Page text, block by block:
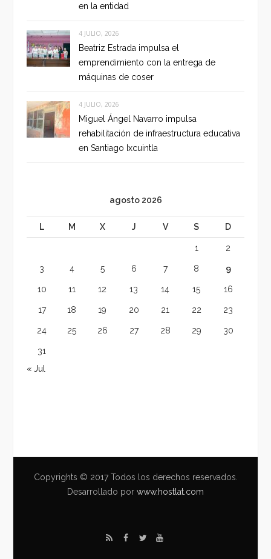
en la entidad
4 JULIO, 2026
Beatriz Estrada impulsa el
emprendimiento con la entrega de
máquinas de coser
4 JULIO, 2026
Miguel Ángel Navarro impulsa
rehabilitación de infraestructura educativa
en Santiago Ixcuintla
agosto 2026
L M X J V S D
1 2
3 4 5 6 7 8 9
10 11 12 13 14 15 16
17 18 19 20 21 22 23
24 25 26 27 28 29 30
31
« Jul
Copyrights © 2017 Todos los derechos reservados.
Desarrollado por www.hostlat.com
R
F
T
Y